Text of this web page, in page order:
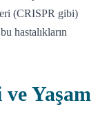
(CRISPR gibi)
hastalıkların
Yaşam